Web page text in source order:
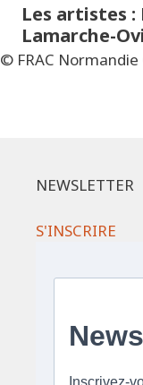
Les artistes
Lamarche-
© FRAC Normandie
NEWSLETTER
S'INSCRIRE